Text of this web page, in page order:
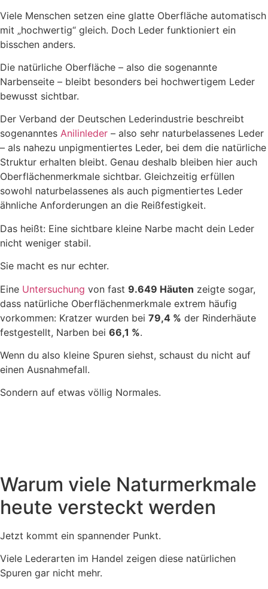
Viele Menschen setzen eine glatte Oberfläche automatisch
mit „hochwertig“ gleich. Doch Leder funktioniert ein
bisschen anders.
Die natürliche Oberfläche – also die sogenannte
Narbenseite – bleibt besonders bei hochwertigem Leder
bewusst sichtbar.
Der Verband der Deutschen Lederindustrie beschreibt
sogenanntes Anilinleder – also sehr naturbelassenes Leder
– als nahezu unpigmentiertes Leder, bei dem die natürliche
Struktur erhalten bleibt. Genau deshalb bleiben hier auch
Oberflächenmerkmale sichtbar. Gleichzeitig erfüllen
sowohl naturbelassenes als auch pigmentiertes Leder
ähnliche Anforderungen an die Reißfestigkeit.
Das heißt: Eine sichtbare kleine Narbe macht dein Leder
nicht weniger stabil.
Sie macht es nur echter.
Eine Untersuchung von fast 9.649 Häuten zeigte sogar,
dass natürliche Oberflächenmerkmale extrem häufig
vorkommen: Kratzer wurden bei 79,4 % der Rinderhäute
festgestellt, Narben bei 66,1 %.
Wenn du also kleine Spuren siehst, schaust du nicht auf
einen Ausnahmefall.
Sondern auf etwas völlig Normales.
Warum viele Naturmerkmale
heute versteckt werden
Jetzt kommt ein spannender Punkt.
Viele Lederarten im Handel zeigen diese natürlichen
Spuren gar nicht mehr.